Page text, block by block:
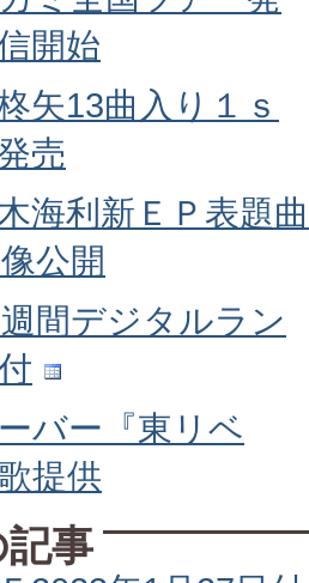
開始
矢13曲入り１ｓ
売
海利新ＥＰ表題曲
公開
間デジタルラン
バー『東リベ
提供
事